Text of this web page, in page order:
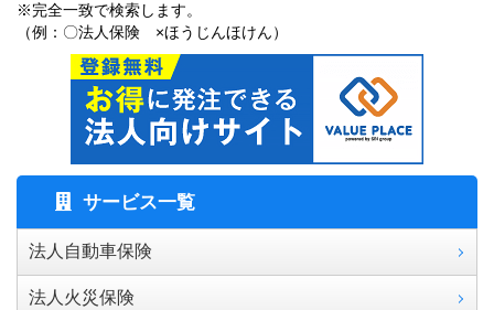
※完全一致で検索します。
（例：〇法人保険 ×ほうじんほけん）
サービス一覧
法人自動車保険
法人火災保険